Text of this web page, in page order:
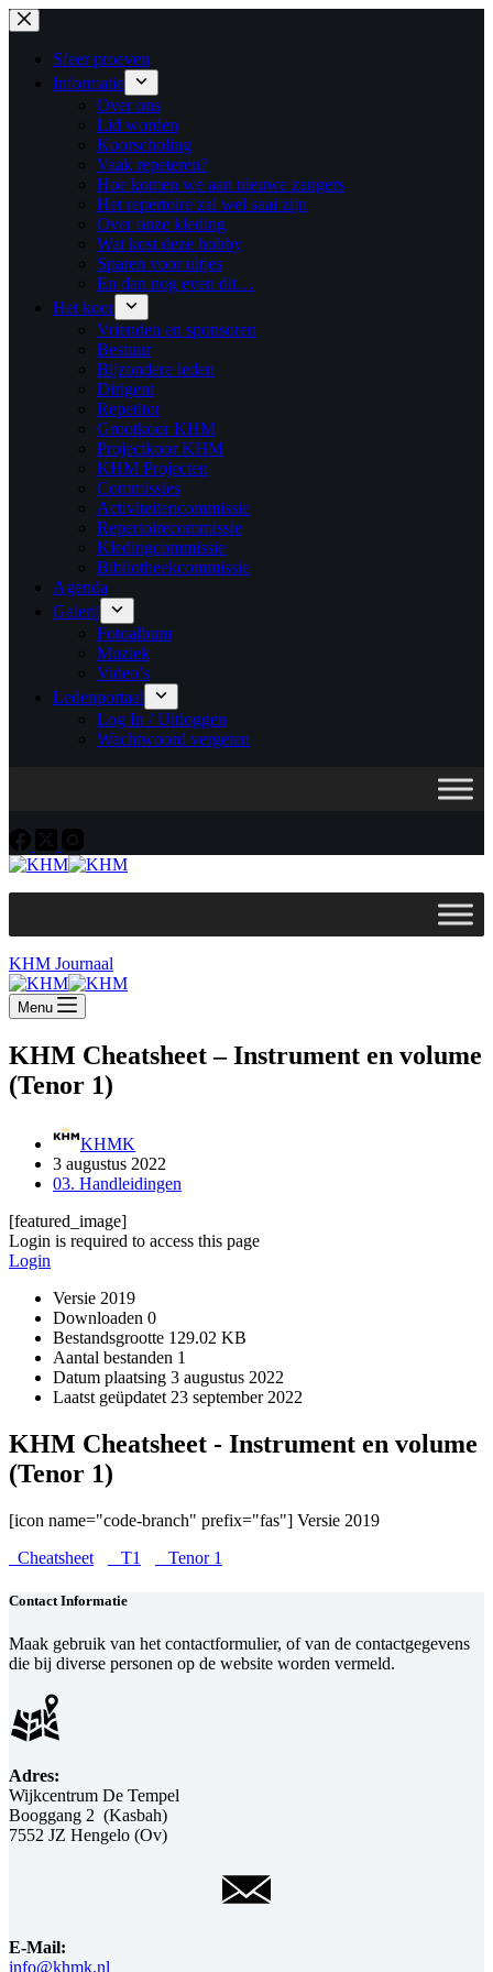
Ga
naar
inhoud
Sfeer proeven
Informatie
Over ons
Lid worden
Koorscholing
Vaak repeteren?
Hoe komen we aan nieuwe zangers
Het repertoire zal wel saai zijn
Over onze kleding
Wat kost deze hobby
Sparen voor uitjes
En dan nog even dit…
Het koor
Vrienden en sponsoren
Bestuur
Bijzondere leden
Dirigent
Repetitor
Grootkoor KHM
Projectkoor KHM
KHM Projecten
Commissies
Activiteitencommissie
Repertoirecommissie
Kledingcommissie
Bibliotheekcommissie
Agenda
Galerij
Fotoalbum
Muziek
Video’s
Ledenportaal
Log In / Uitloggen
Wachtwoord vergeten
KHM Journaal
Menu
KHM Cheatsheet – Instrument en volume
(Tenor 1)
KHMK
3 augustus 2022
03. Handleidingen
[featured_image]
Login is required to access this page
Login
Versie 2019
Downloaden 0
Bestandsgrootte 129.02 KB
Aantal bestanden 1
Datum plaatsing 3 augustus 2022
Laatst geüpdatet 23 september 2022
KHM Cheatsheet - Instrument en volume
(Tenor 1)
[icon name="code-branch" prefix="fas"] Versie 2019
Cheatsheet
T1 Tenor 1
Contact Informatie
Maak gebruik van het contactformulier, of van de contactgegevens
die bij diverse personen op de website worden vermeld.
Adres:
Wijkcentrum De Tempel
Booggang 2 (Kasbah)
7552 JZ Hengelo (Ov)
E-Mail:
info@khmk.nl